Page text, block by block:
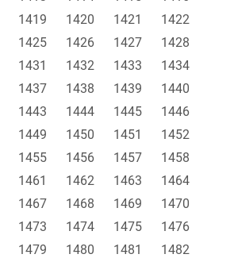
1419 1420 1421
1422
1425 1426 1427
1428
1431 1432 1433
1434
1437 1438 1439
1440
1443 1444 1445
1446
1449 1450 1451
1452
1455 1456 1457
1458
1461 1462 1463
1464
1467 1468 1469
1470
1473 1474 1475
1476
1479 1480 1481
1482